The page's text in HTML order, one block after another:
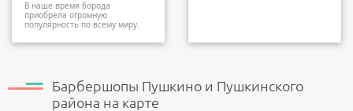
В наше время борода
приобрела огромную
популярность по всему миру.
укр...
Барбершопы Пушкино и Пушкинского
района на карте